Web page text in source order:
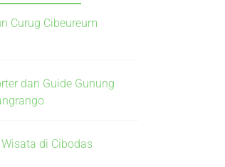
Curug Cibeureum
dan Guide Gunung
di Cibodas